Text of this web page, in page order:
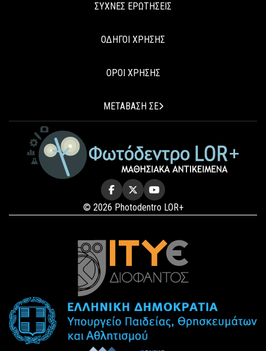
ΣΥΧΝΕΣ ΕΡΩΤΗΣΕΙΣ
ΟΔΗΓΟΙ ΧΡΗΣΗΣ
ΟΡΟΙ ΧΡΗΣΗΣ
ΜΕΤΑΒΑΣΗ ΣΕ
© 2026 Photodentro LOR+